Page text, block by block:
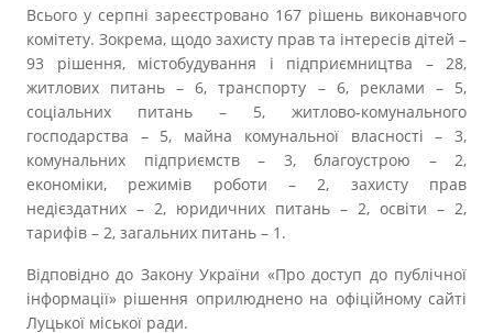
Всього у серпні зареєстровано 167 рішень виконавчого
комітету. Зокрема, щодо захисту прав та інтересів дітей –
93 рішення, містобудування і підприємництва – 28,
житлових питань – 6, транспорту – 6, реклами – 5,
соціальних питань – 5, житлово-комунального
господарства – 5, майна комунальної власності – 3,
комунальних підприємств – 3, благоустрою – 2,
економіки, режимів роботи – 2, захисту прав
недієздатних – 2, юридичних питань – 2, освіти – 2,
тарифів – 2, загальних питань – 1.
Відповідно до Закону України «Про доступ до публічної
інформації» рішення оприлюднено на офіційному сайті
Луцької міської ради.